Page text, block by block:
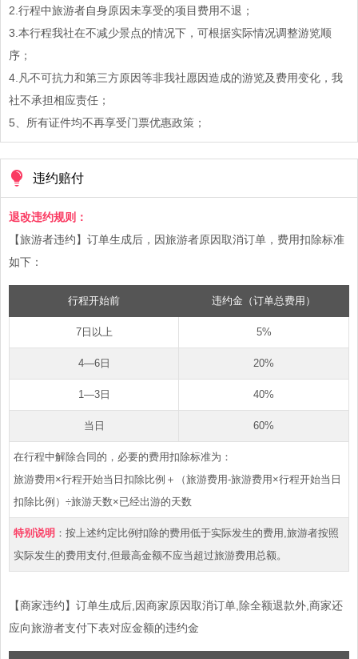
2.行程中旅游者自身原因未享受的项目费用不退；
3.本行程我社在不减少景点的情况下，可根据实际情况调整游览顺
序；
4.凡不可抗力和第三方原因等非我社愿因造成的游览及费用变化，我
社不承担相应责任；
5、所有证件均不再享受门票优惠政策；
违约赔付
退改违约规则：
【旅游者违约】订单生成后，因旅游者原因取消订单，费用扣除标准
如下：
行程开始前 违约金（订单总费用）
7日以上 5%
4—6日 20%
1—3日 40%
当日 60%
在行程中解除合同的，必要的费用扣除标准为：
旅游费用×行程开始当日扣除比例＋（旅游费用-旅游费用×行程开始当日
扣除比例）÷旅游天数×已经出游的天数
特别说明 ：按上述约定比例扣除的费用低于实际发生的费用,旅游者按照
实际发生的费用支付,但最高金额不应当超过旅游费用总额。
【商家违约】订单生成后,因商家原因取消订单,除全额退款外,商家还
应向旅游者支付下表对应金额的违约金